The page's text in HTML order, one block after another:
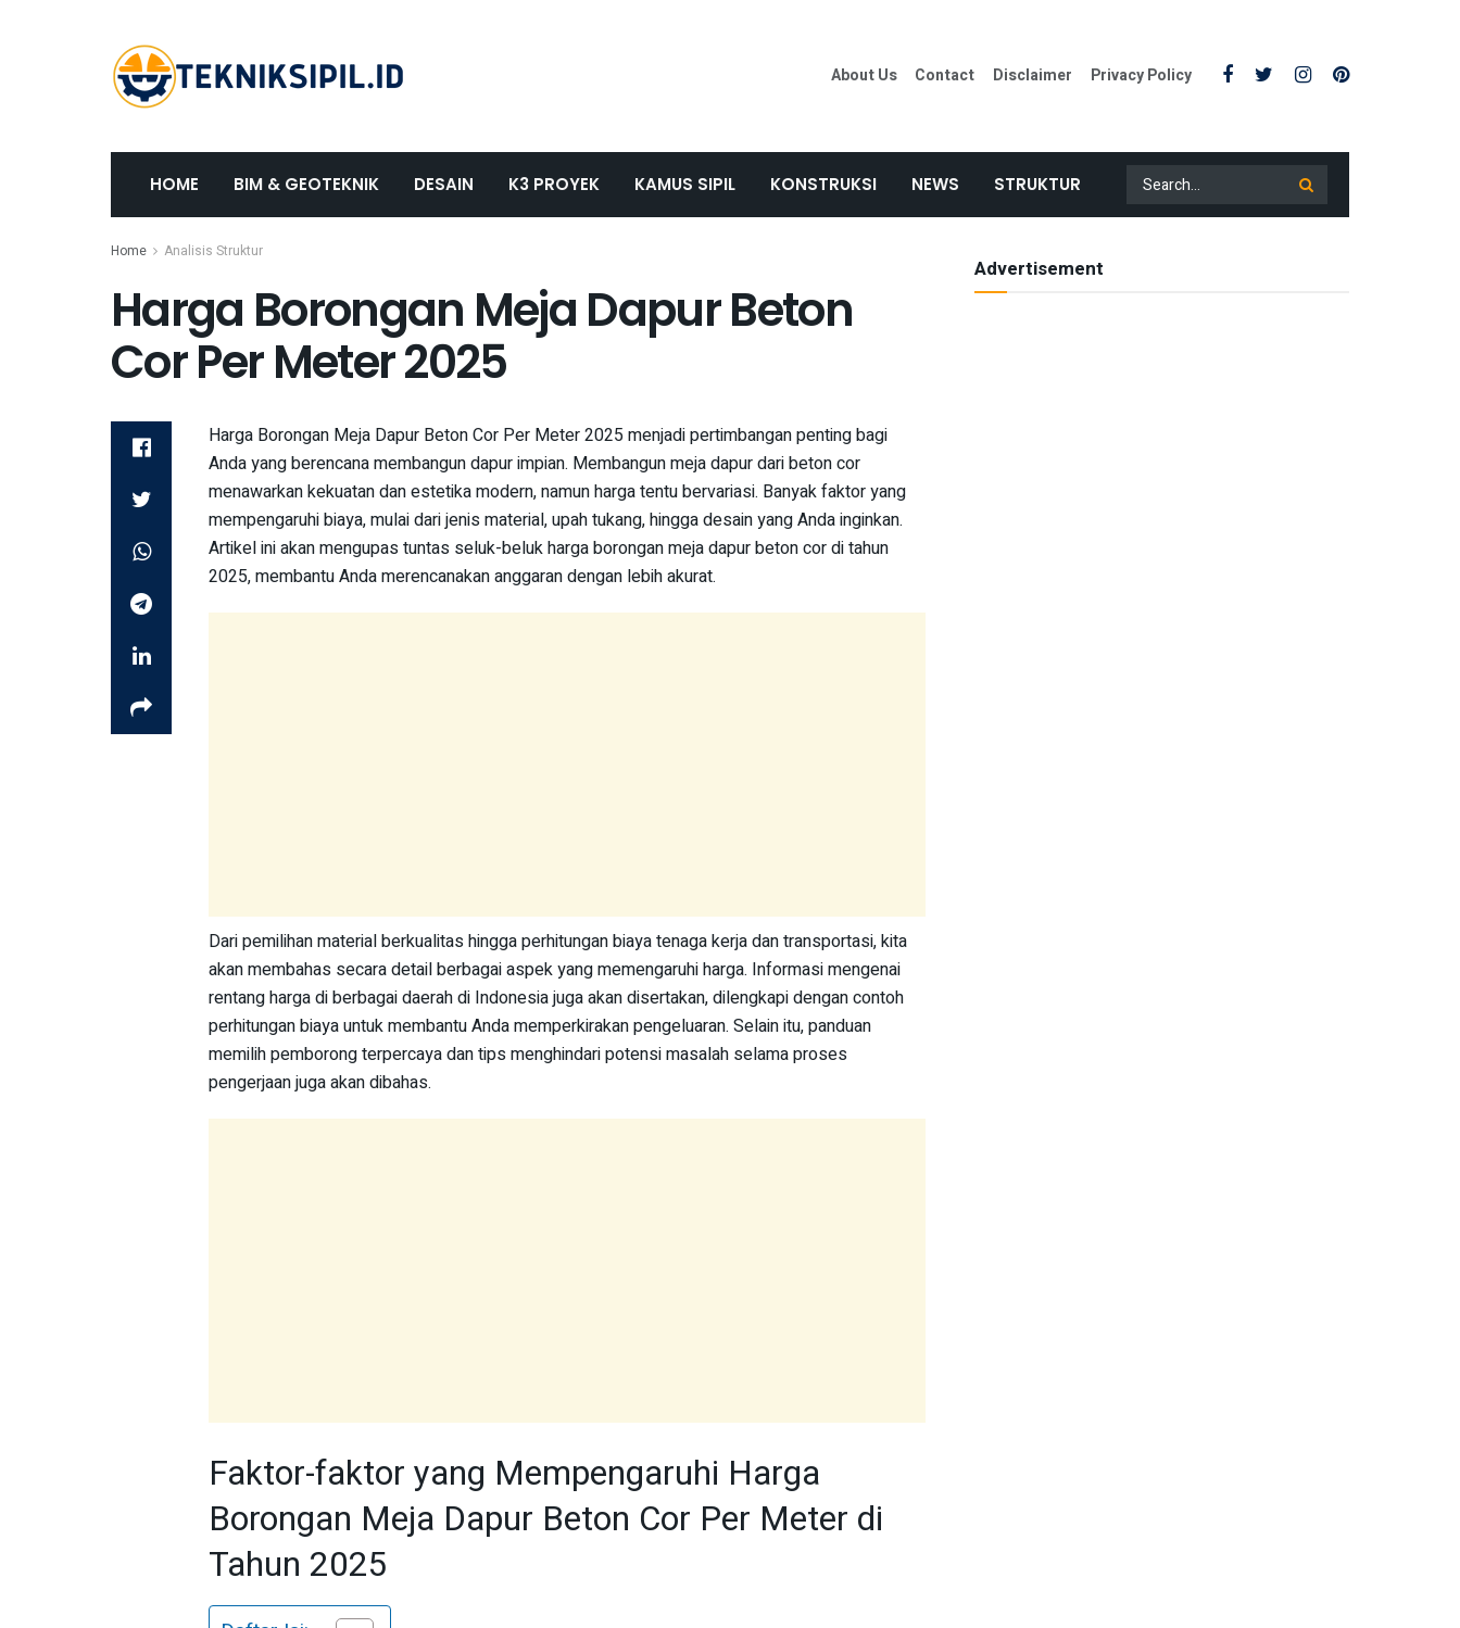
About Us Contact Disclaimer Privacy Policy
HOME BIM & GEOTEKNIK DESAIN K3 PROYEK KAMUS SIPIL KONSTRUKSI NEWS STRUKTUR
Home Analisis Struktur
Harga Borongan Meja Dapur Beton
Cor Per Meter 2025
Harga Borongan Meja Dapur Beton Cor Per Meter 2025 menjadi pertimbangan penting bagi
Anda yang berencana membangun dapur impian. Membangun meja dapur dari beton cor
menawarkan kekuatan dan estetika modern, namun harga tentu bervariasi. Banyak faktor yang
mempengaruhi biaya, mulai dari jenis material, upah tukang, hingga desain yang Anda inginkan.
Artikel ini akan mengupas tuntas seluk-beluk harga borongan meja dapur beton cor di tahun
2025, membantu Anda merencanakan anggaran dengan lebih akurat.
Dari pemilihan material berkualitas hingga perhitungan biaya tenaga kerja dan transportasi, kita
akan membahas secara detail berbagai aspek yang memengaruhi harga. Informasi mengenai
rentang harga di berbagai daerah di Indonesia juga akan disertakan, dilengkapi dengan contoh
perhitungan biaya untuk membantu Anda memperkirakan pengeluaran. Selain itu, panduan
memilih pemborong terpercaya dan tips menghindari potensi masalah selama proses
pengerjaan juga akan dibahas.
Faktor-faktor yang Mempengaruhi Harga
Borongan Meja Dapur Beton Cor Per Meter di
Tahun 2025
Advertisement